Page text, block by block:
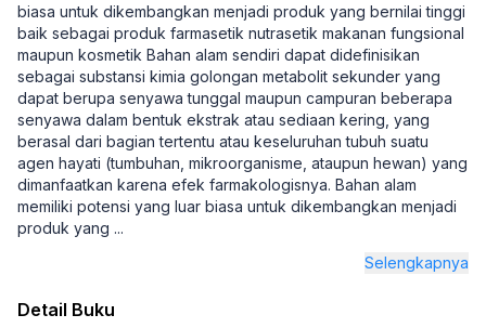
biasa untuk dikembangkan menjadi produk yang bernilai tinggi
baik sebagai produk farmasetik nutrasetik makanan fungsional
maupun kosmetik Bahan alam sendiri dapat didefinisikan
sebagai substansi kimia golongan metabolit sekunder yang
dapat berupa senyawa tunggal maupun campuran beberapa
senyawa dalam bentuk ekstrak atau sediaan kering, yang
berasal dari bagian tertentu atau keseluruhan tubuh suatu
agen hayati (tumbuhan, mikroorganisme, ataupun hewan) yang
dimanfaatkan karena efek farmakologisnya. Bahan alam
memiliki potensi yang luar biasa untuk dikembangkan menjadi
produk yang ...
Selengkapnya
Detail Buku